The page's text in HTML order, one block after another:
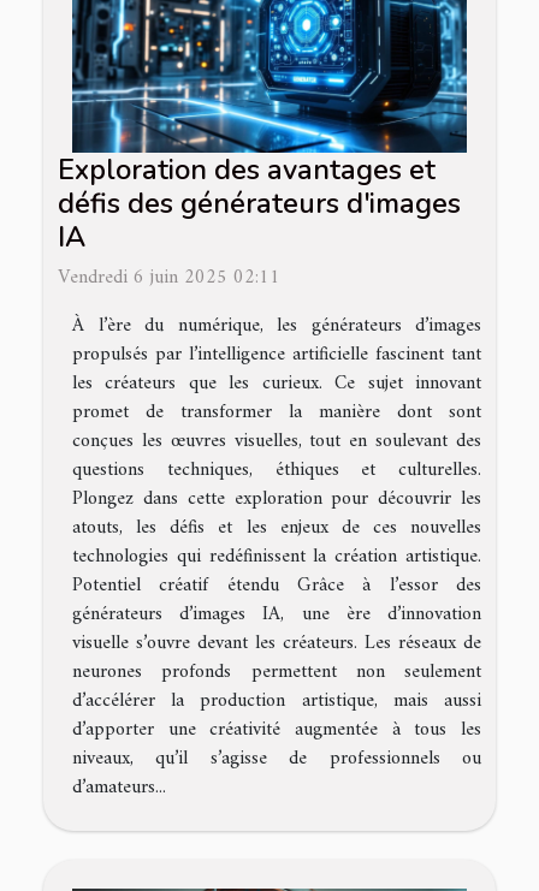
Exploration des avantages et
défis des générateurs d'images
IA
Vendredi 6 juin 2025 02:11
À l’ère du numérique, les générateurs d’images
propulsés par l’intelligence artificielle fascinent tant
les créateurs que les curieux. Ce sujet innovant
promet de transformer la manière dont sont
conçues les œuvres visuelles, tout en soulevant des
questions techniques, éthiques et culturelles.
Plongez dans cette exploration pour découvrir les
atouts, les défis et les enjeux de ces nouvelles
technologies qui redéfinissent la création artistique.
Potentiel créatif étendu Grâce à l’essor des
générateurs d’images IA, une ère d’innovation
visuelle s’ouvre devant les créateurs. Les réseaux de
neurones profonds permettent non seulement
d’accélérer la production artistique, mais aussi
d’apporter une créativité augmentée à tous les
niveaux, qu’il s’agisse de professionnels ou
d’amateurs...